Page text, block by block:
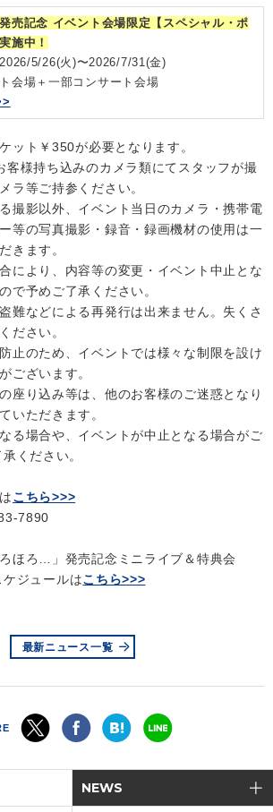
売記念 イベント会場限定【スペシャル・ポ
施中！
5/26(火)〜2026/7/31(金)
会場＋一部コンサート会場
ット￥350が必要となります。
様持ち込みのカメラ類にてスタッフが撮
ラ等ご持参ください。
撮影以外、イベント当日のカメラ・携帯電
等の写真撮影・録音・録画機材の使用は一
きます。
により、内容等の変更・イベント中止とな
で予めご了承ください。
難などによる再発行は出来ません。失くさ
ださい。
止のため、イベントでは様々な制限を設け
ございます。
座り込み等は、他のお客様のご迷惑となり
いただきます。
る場合や、イベントが中止となる場合がご
ください。
こちら>>>
7890
ほろ…」発売記念ミニライブ＆特典会
ジュールはこちら>>>
最新ニュース一覧
NEWS